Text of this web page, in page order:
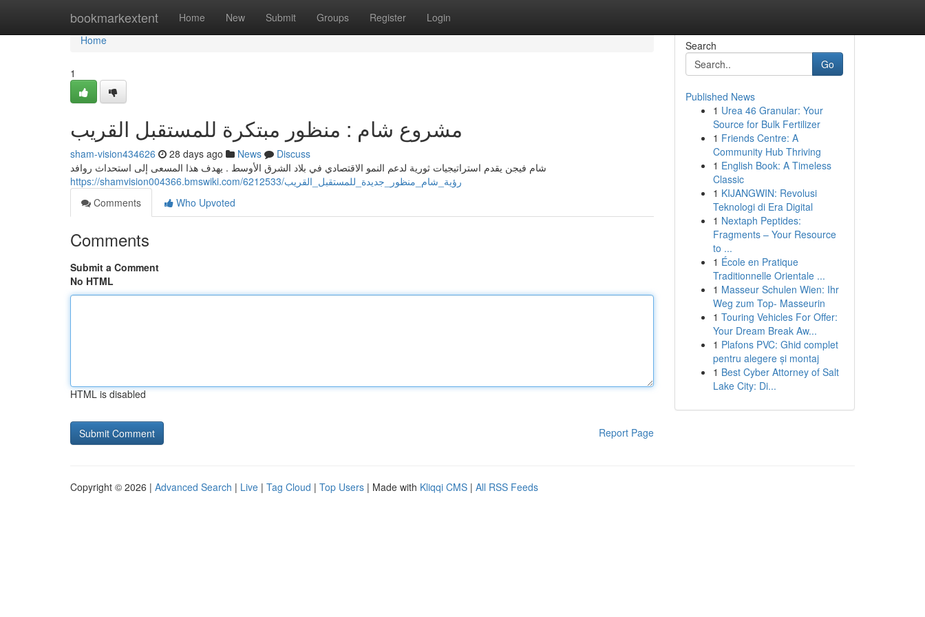
bookmarkextent Home New Submit Groups Register Login
Home
Home
1
مشروع شام : منظور مبتكرة للمستقبل القريب
sham-vision434626 28 days ago News
Discuss
شام فيجن يقدم استراتيجيات ثورية لدعم النمو الاقتصادي في بلاد الشرق الأوسط . يهدف هذا المسعى إلى استحداث روافد
https://shamvision004366.bmswiki.com/6212533/رؤية_شام_منظور_جديدة_للمستقبل_القريب
Comments
Who Upvoted
Comments
Submit a Comment
No HTML
HTML is disabled
Report Page
Search
Go
Published News
1 Urea 46 Granular: Your
Source for Bulk Fertilizer
1 Friends Centre: A
Community Hub Thriving
1 English Book: A Timeless
Classic
1 KIJANGWIN: Revolusi
Teknologi di Era Digital
1 Nextaph Peptides:
Fragments – Your Resource
to ...
1 École en Pratique
Traditionnelle Orientale ...
1 Masseur Schulen Wien: Ihr
Weg zum Top- Masseurin
1 Touring Vehicles For Offer:
Your Dream Break Aw...
1 Plafons PVC: Ghid complet
pentru alegere și montaj
1 Best Cyber Attorney of Salt
Lake City: Di...
Copyright © 2026 | Advanced Search | Live | Tag Cloud | Top Users | Made with Kliqqi CMS | All RSS Feeds